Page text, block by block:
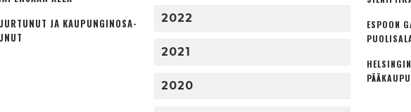
JA KAUPUNGINOSA­
2022
2021
2020
ESPOON